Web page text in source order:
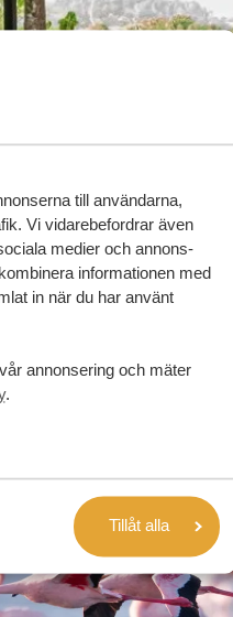
till användarna,
Vi vidarebefordrar även
medier och annons-
informationen med
in när du har använt
annonsering och mäter
.
Tillåt alla